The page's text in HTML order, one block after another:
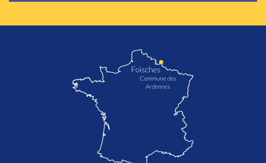
localisation de Foisches